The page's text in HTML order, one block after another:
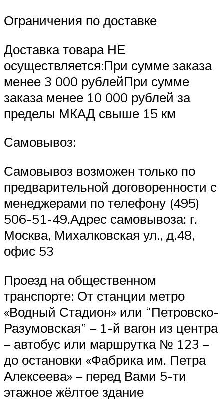
Ограничения по доставке
Доставка товара НЕ
осуществляется:При сумме заказа
менее 3 000 рублейПри сумме
заказа менее 10 000 рублей за
пределы МКАД свыше 15 км
Самовывоз:
Самовывоз возможен только по
предварительной договоренности с
менеджерами по телефону (495)
506-51-49.Адрес самовывоза: г.
Москва, Михалковская ул., д.48,
офис 53
Проезд на общественном
транспорте: От станции метро
«Водный Стадион» или “Петровско-
Разумовская” – 1-й вагон из центра
– автобус или маршрутка № 123 –
до остановки «Фабрика им. Петра
Алексеева» – перед Вами 5-ти
этажное жёлтое здание